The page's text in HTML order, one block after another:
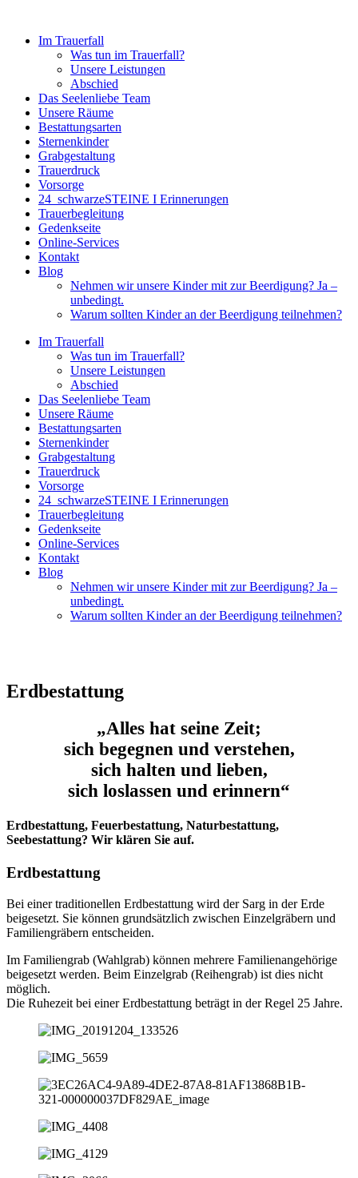
springenIm Trauerfall
Was tun im Trauerfall?
Unsere Leistungen
Abschied
Das Seelenliebe Team
Unsere Räume
Bestattungsarten
Sternenkinder
Grabgestaltung
Trauerdruck
Vorsorge
24_schwarzeSTEINE I Erinnerungen
Trauerbegleitung
Gedenkseite
Online-Services
Kontakt
Blog
Nehmen wir unsere Kinder mit zur Beerdigung? Ja –
unbedingt.
Warum sollten Kinder an der Beerdigung teilnehmen?
Im Trauerfall
Was tun im Trauerfall?
Unsere Leistungen
Abschied
Das Seelenliebe Team
Unsere Räume
Bestattungsarten
Sternenkinder
Grabgestaltung
Trauerdruck
Vorsorge
24_schwarzeSTEINE I Erinnerungen
Trauerbegleitung
Gedenkseite
Online-Services
Kontakt
Blog
Nehmen wir unsere Kinder mit zur Beerdigung? Ja –
unbedingt.
Warum sollten Kinder an der Beerdigung teilnehmen?
Erdbestattung
„Alles hat seine Zeit;
sich begegnen und verstehen,
sich halten und lieben,
sich loslassen und erinnern“
Erdbestattung, Feuerbestattung, Naturbestattung,
Seebestattung? Wir klären Sie auf.
Erdbestattung
Bei einer traditionellen Erdbestattung wird der Sarg in der Erde
beigesetzt. Sie können grundsätzlich zwischen Einzelgräbern und
Familiengräbern entscheiden.
Im Familiengrab (Wahlgrab) können mehrere Familienangehörige
beigesetzt werden. Beim Einzelgrab (Reihengrab) ist dies nicht
möglich.
Die Ruhezeit bei einer Erdbestattung beträgt in der Regel 25 Jahre.